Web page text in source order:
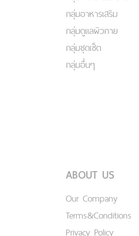
กลุ่มอาหารเสริม
กลุ่มดูแลผิวกาย
กลุ่มชุดเซ็ต
กลุ่มอื่นๆ
ABOUT US
Our Company
Terms&Conditions
Privacy Policy